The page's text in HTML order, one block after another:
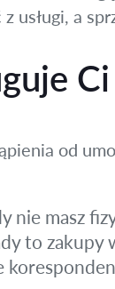
usługi, a
od
nie masz
to